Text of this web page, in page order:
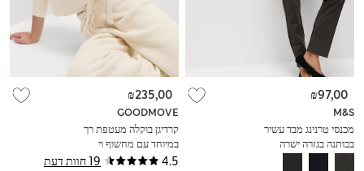
M&S
מכנסי טרנינג מבד עשיר
בכותנה בגזרה ישרה
₪97,00
4.5 19 חוות דעת
GOODMOVE
קרדיגן בוקלה מעטפת רך
במיוחד עם מחשוף וי
₪235,00